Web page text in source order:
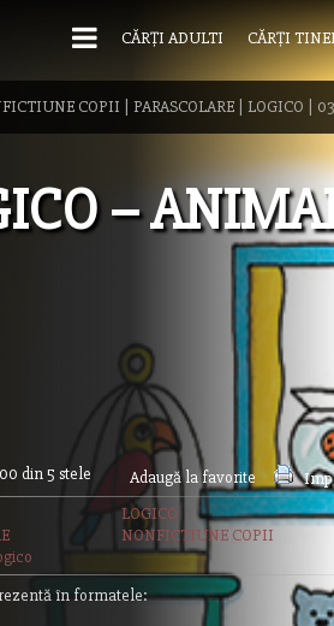
CĂRȚI ADULTI CĂRȚI
COPII PARASCOLARE LOGICO
–
din 5 stele Adaugă la favorite
LOGICO
NONFICTIUNE COPII
în formatele: